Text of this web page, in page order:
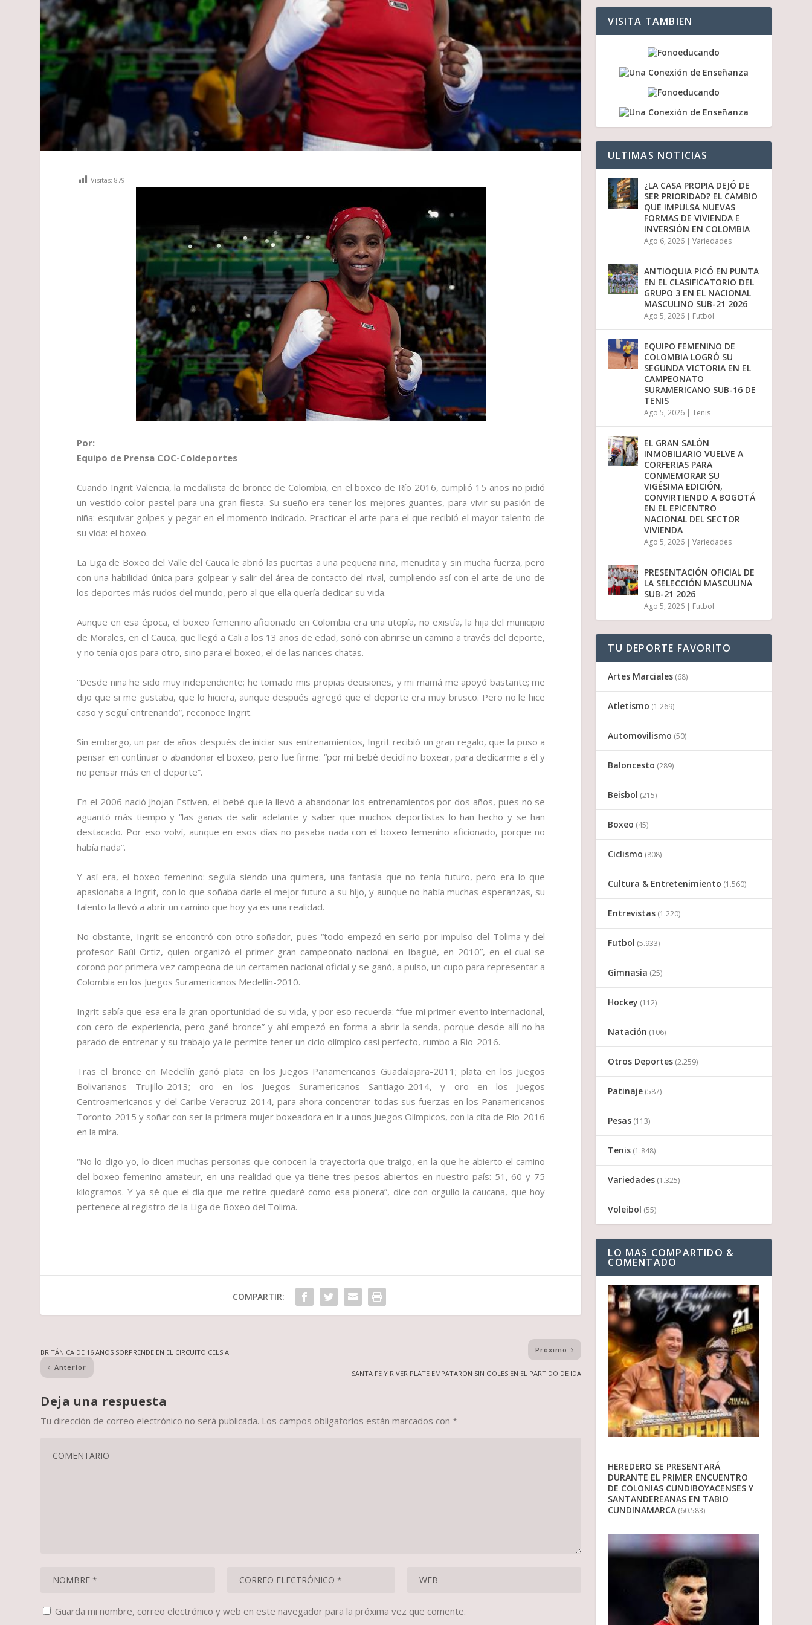
Visitas: 879
Por:
Equipo de Prensa COC-Coldeportes
Cuando Ingrit Valencia, la medallista de bronce de Colombia, en el boxeo de Río 2016, cumplió 15 años no pidió
un vestido color pastel para una gran fiesta. Su sueño era tener los mejores guantes, para vivir su pasión de
niña: esquivar golpes y pegar en el momento indicado. Practicar el arte para el que recibió el mayor talento de
su vida: el boxeo.
La Liga de Boxeo del Valle del Cauca le abrió las puertas a una pequeña niña, menudita y sin mucha fuerza, pero
con una habilidad única para golpear y salir del área de contacto del rival, cumpliendo así con el arte de uno de
los deportes más rudos del mundo, pero al que ella quería dedicar su vida.
Aunque en esa época, el boxeo femenino aficionado en Colombia era una utopía, no existía, la hija del municipio
de Morales, en el Cauca, que llegó a Cali a los 13 años de edad, soñó con abrirse un camino a través del deporte,
y no tenía ojos para otro, sino para el boxeo, el de las narices chatas.
“Desde niña he sido muy independiente; he tomado mis propias decisiones, y mi mamá me apoyó bastante; me
dijo que si me gustaba, que lo hiciera, aunque después agregó que el deporte era muy brusco. Pero no le hice
caso y seguí entrenando”, reconoce Ingrit.
Sin embargo, un par de años después de iniciar sus entrenamientos, Ingrit recibió un gran regalo, que la puso a
pensar en continuar o abandonar el boxeo, pero fue firme: “por mi bebé decidí no boxear, para dedicarme a él y
no pensar más en el deporte”.
En el 2006 nació Jhojan Estiven, el bebé que la llevó a abandonar los entrenamientos por dos años, pues no se
aguantó más tiempo y “las ganas de salir adelante y saber que muchos deportistas lo han hecho y se han
destacado. Por eso volví, aunque en esos días no pasaba nada con el boxeo femenino aficionado, porque no
había nada”.
Y así era, el boxeo femenino: seguía siendo una quimera, una fantasía que no tenía futuro, pero era lo que
apasionaba a Ingrit, con lo que soñaba darle el mejor futuro a su hijo, y aunque no había muchas esperanzas, su
talento la llevó a abrir un camino que hoy ya es una realidad.
No obstante, Ingrit se encontró con otro soñador, pues “todo empezó en serio por impulso del Tolima y del
profesor Raúl Ortiz, quien organizó el primer gran campeonato nacional en Ibagué, en 2010”, en el cual se
coronó por primera vez campeona de un certamen nacional oficial y se ganó, a pulso, un cupo para representar a
Colombia en los Juegos Suramericanos Medellín-2010.
Ingrit sabía que esa era la gran oportunidad de su vida, y por eso recuerda: “fue mi primer evento internacional,
con cero de experiencia, pero gané bronce” y ahí empezó en forma a abrir la senda, porque desde allí no ha
parado de entrenar y su trabajo ya le permite tener un ciclo olímpico casi perfecto, rumbo a Rio-2016.
Tras el bronce en Medellín ganó plata en los Juegos Panamericanos Guadalajara-2011; plata en los Juegos
Bolivarianos Trujillo-2013; oro en los Juegos Suramericanos Santiago-2014, y oro en los Juegos
Centroamericanos y del Caribe Veracruz-2014, para ahora concentrar todas sus fuerzas en los Panamericanos
Toronto-2015 y soñar con ser la primera mujer boxeadora en ir a unos Juegos Olímpicos, con la cita de Rio-2016
en la mira.
“No lo digo yo, lo dicen muchas personas que conocen la trayectoria que traigo, en la que he abierto el camino
del boxeo femenino amateur, en una realidad que ya tiene tres pesos abiertos en nuestro país: 51, 60 y 75
kilogramos. Y ya sé que el día que me retire quedaré como esa pionera”, dice con orgullo la caucana, que hoy
pertenece al registro de la Liga de Boxeo del Tolima.
COMPARTIR:
BRITÁNICA DE 16 AÑOS SORPRENDE EN EL CIRCUITO CELSIA
Anterior
Próximo
SANTA FE Y RIVER PLATE EMPATARON SIN GOLES EN EL PARTIDO DE IDA
Deja una respuesta
Tu dirección de correo electrónico no será publicada. Los campos obligatorios están marcados con*
Guarda mi nombre, correo electrónico y web en este navegador para la próxima vez que comente.
r
a
p
a
u
m
e
n
t
a
o
d
i
s
i
u
i
r
l
l
m
e
VISITA TAMBIEN
ULTIMAS NOTICIAS
¿LA CASA PROPIA DEJÓ DE
SER PRIORIDAD? EL CAMBIO
QUE IMPULSA NUEVAS
FORMAS DE VIVIENDA E
INVERSIÓN EN COLOMBIA
Ago 6, 2026 |Variedades
ANTIOQUIA PICÓ EN PUNTA
EN EL CLASIFICATORIO DEL
GRUPO 3 EN EL NACIONAL
MASCULINO SUB-21 2026
Ago 5, 2026 | Futbol
EQUIPO FEMENINO DE
COLOMBIA LOGRÓ SU
SEGUNDA VICTORIA EN EL
CAMPEONATO
SURAMERICANO SUB-16 DE
TENIS
Ago 5, 2026 |Tenis
EL GRAN SALÓN
INMOBILIARIO VUELVE A
CORFERIAS PARA
CONMEMORAR SU
VIGÉSIMA EDICIÓN,
CONVIRTIENDO A BOGOTÁ
EN EL EPICENTRO
NACIONAL DEL SECTOR
VIVIENDA
Ago 5, 2026 |Variedades
PRESENTACIÓN OFICIAL DE
LA SELECCIÓN MASCULINA
SUB-21 2026
Ago 5, 2026 | Futbol
TU DEPORTE FAVORITO
Artes Marciales (68)
Atletismo (1.269)
Automovilismo (50)
Baloncesto (289)
Beisbol (215)
Boxeo (45)
Ciclismo (808)
Cultura & Entretenimiento (1.560)
Entrevistas (1.220)
Futbol (5.933)
Gimnasia (25)
Hockey (112)
Natación (106)
Otros Deportes (2.259)
Patinaje (587)
Pesas (113)
Tenis (1.848)
Variedades (1.325)
Voleibol (55)
LO MAS COMPARTIDO &
COMENTADO
HEREDERO SE PRESENTARÁ
DURANTE EL PRIMER ENCUENTRO
DE COLONIAS CUNDIBOYACENSES Y
SANTANDEREANAS EN TABIO
CUNDINAMARCA (60.583)